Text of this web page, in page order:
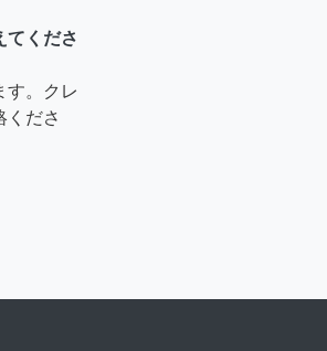
てくださ
す。クレ
くださ